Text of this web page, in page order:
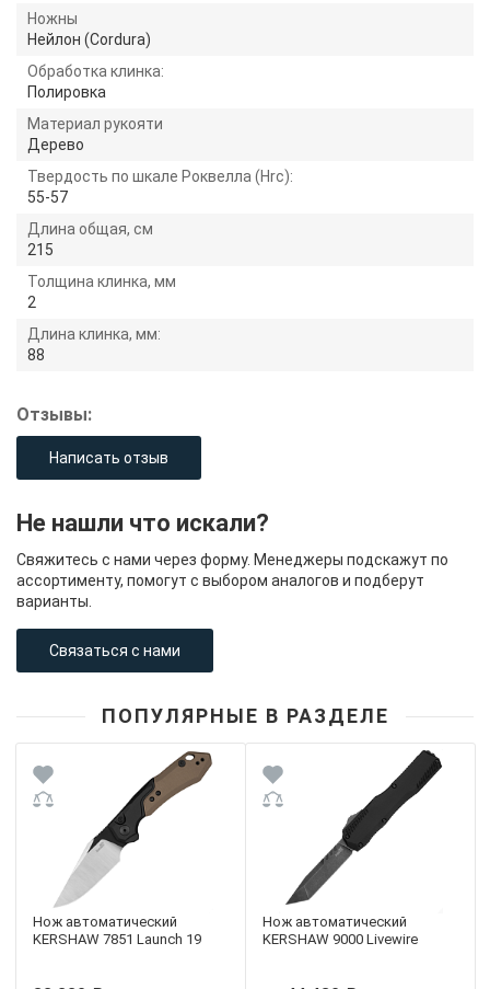
Ножны
Нейлон (Cordura)
Обработка клинка:
Полировка
Материал рукояти
Дерево
Твердость по шкале Роквелла (Hrc):
55-57
Длина общая, см
215
Толщина клинка, мм
2
Длина клинка, мм:
88
Отзывы:
Написать отзыв
Не нашли что искали?
Свяжитесь с нами через форму. Менеджеры подскажут по
ассортименту, помогут с выбором аналогов и подберут
варианты.
Связаться с нами
ПОПУЛЯРНЫЕ В РАЗДЕЛЕ
Нож автоматический
KERSHAW 7851 Launch 19
Нож автоматический
KERSHAW 9000 Livewire